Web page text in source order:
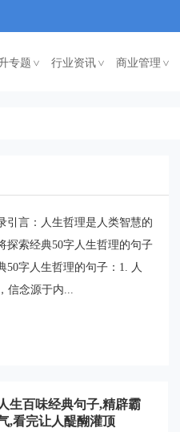
专题 < 行业资讯 < 商业管理<
引言：人生哲理是人类智慧的
探索经典50字人生哲理的句子
50字人生哲理的句子：1. 人
信念源于内...
人生百味经典句子,精辟霸
,看完让人醍醐灌顶